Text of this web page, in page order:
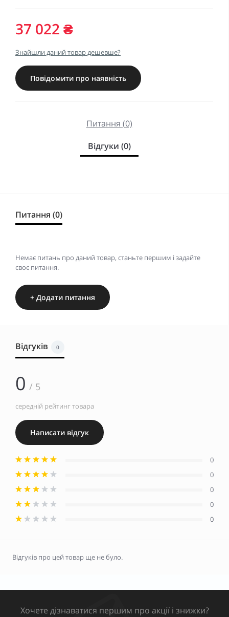
37 022 ₴
Знайшли даний товар дешевше?
Повідомити про наявність
Питання (0)
Відгуки (0)
Питання (0)
Немає питань про даний товар, станьте першим і задайте
своє питання.
+ Додати питання
Відгуків 0
0 / 5
середній рейтинг товара
Написати відгук
0
0
0
0
0
Відгуків про цей товар ще не було.
Хочете дізнаватися першим про акції і знижки?